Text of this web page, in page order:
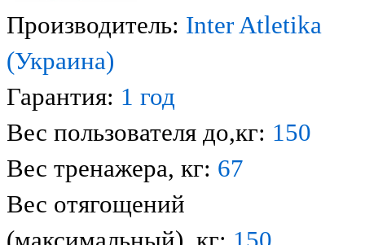
Производитель: Inter Atletika
(Украина)
Гарантия: 1 год
Вес пользователя до,кг: 150
Вес тренажера, кг: 67
Вес отягощений